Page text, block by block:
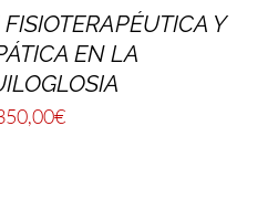
Y
EN LA
€